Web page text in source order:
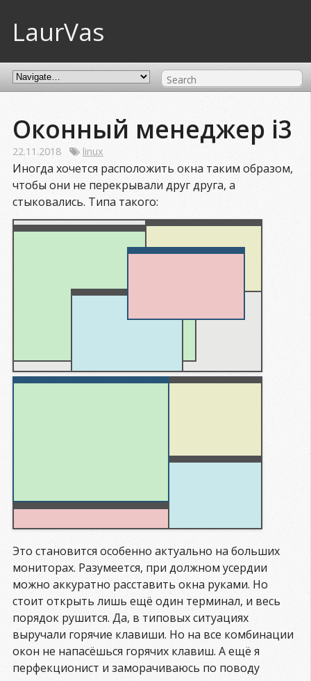
LaurVas
Оконный менеджер i3
22.11.2018 linux
Иногда хочется расположить окна таким образом,
чтобы они не перекрывали друг друга, а
стыковались. Типа такого:
Это становится особенно актуально на больших
мониторах. Разумеется, при должном усердии
можно аккуратно расставить окна руками. Но
стоит открыть лишь ещё один терминал, и весь
порядок рушится. Да, в типовых ситуациях
выручали горячие клавиши. Но на все комбинации
окон не напасёшься горячих клавиш. А ещё я
перфекционист и заморачиваюсь по поводу